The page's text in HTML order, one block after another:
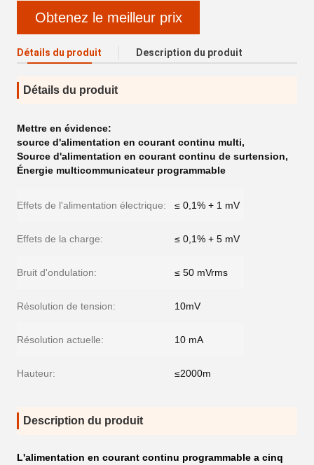
Obtenez le meilleur prix
Détails du produit Description du produit
Détails du produit
Mettre en évidence:
source d'alimentation en courant continu multi,
Source d'alimentation en courant continu de surtension,
Énergie multicommunicateur programmable
Effets de l'alimentation électrique: ≤ 0,1% + 1 mV
Effets de la charge: ≤ 0,1% + 5 mV
Bruit d'ondulation: ≤ 50 mVrms
Résolution de tension: 10mV
Résolution actuelle: 10 mA
Hauteur: ≤2000m
Description du produit
L'alimentation en courant continu programmable a cinq